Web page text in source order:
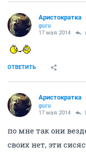
Аристократка
guru
17 мая 2014
ОТВЕТИТЬ
Аристократка
guru
17 мая 2014
по мне так они
своих нет, эти